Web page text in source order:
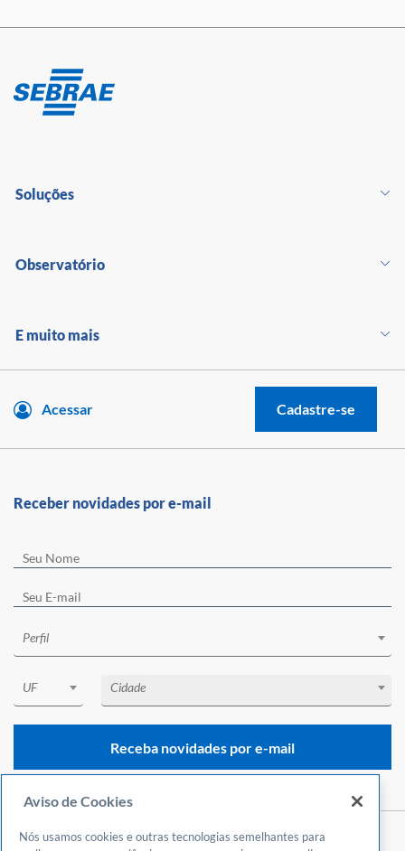
Soluções
Observatório
E muito mais
Acessar Cadastre-se
Receber novidades por e-mail
Perfil
UF Cidade
Receba novidades por e-mail
Aviso de Cookies
Nós usamos cookies e outras tecnologias semelhantes para